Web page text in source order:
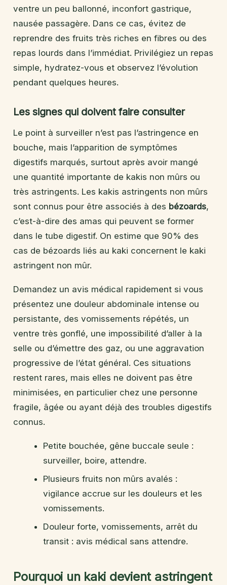
ventre un peu ballonné, inconfort gastrique,
nausée passagère. Dans ce cas, évitez de
reprendre des fruits très riches en fibres ou des
repas lourds dans l’immédiat. Privilégiez un repas
simple, hydratez-vous et observez l’évolution
pendant quelques heures.
Les signes qui doivent faire consulter
Le point à surveiller n’est pas l’astringence en
bouche, mais l’apparition de symptômes
digestifs marqués, surtout après avoir mangé
une quantité importante de kakis non mûrs ou
très astringents. Les kakis astringents non mûrs
sont connus pour être associés à des bézoards,
c’est-à-dire des amas qui peuvent se former
dans le tube digestif. On estime que 90% des
cas de bézoards liés au kaki concernent le kaki
astringent non mûr.
Demandez un avis médical rapidement si vous
présentez une douleur abdominale intense ou
persistante, des vomissements répétés, un
ventre très gonflé, une impossibilité d’aller à la
selle ou d’émettre des gaz, ou une aggravation
progressive de l’état général. Ces situations
restent rares, mais elles ne doivent pas être
minimisées, en particulier chez une personne
fragile, âgée ou ayant déjà des troubles digestifs
connus.
Petite bouchée, gêne buccale seule :
surveiller, boire, attendre.
Plusieurs fruits non mûrs avalés :
vigilance accrue sur les douleurs et les
vomissements.
Douleur forte, vomissements, arrêt du
transit : avis médical sans attendre.
Pourquoi un kaki devient astringent